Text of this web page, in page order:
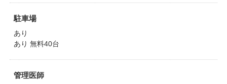
駐車場
あり
あり 無料40台
管理医師